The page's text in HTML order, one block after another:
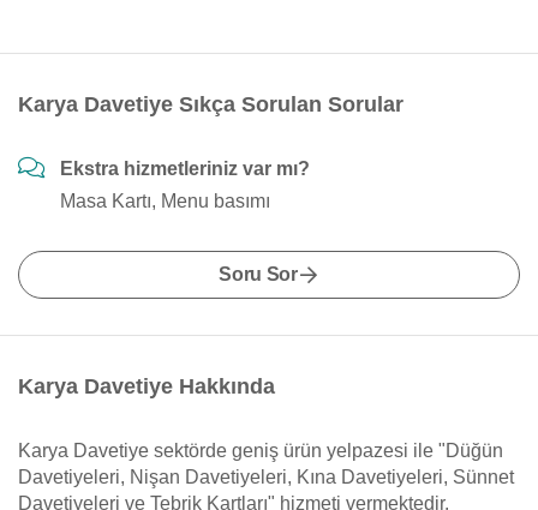
Karya Davetiye Sıkça Sorulan Sorular
Ekstra hizmetleriniz var mı?
Masa Kartı, Menu basımı
Soru Sor
Karya Davetiye Hakkında
Karya Davetiye sektörde geniş ürün yelpazesi ile "Düğün
Davetiyeleri, Nişan Davetiyeleri, Kına Davetiyeleri, Sünnet
Davetiyeleri ve Tebrik Kartları" hizmeti vermektedir.